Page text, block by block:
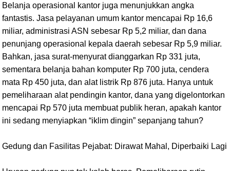
Belanja operasional kantor juga menunjukkan angka
fantastis. Jasa pelayanan umum kantor mencapai Rp 16,6
miliar, administrasi ASN sebesar Rp 5,2 miliar, dan dana
penunjang operasional kepala daerah sebesar Rp 5,9 miliar.
Bahkan, jasa surat-menyurat dianggarkan Rp 331 juta,
sementara belanja bahan komputer Rp 700 juta, cendera
mata Rp 450 juta, dan alat listrik Rp 876 juta. Hanya untuk
pemeliharaan alat pendingin kantor, dana yang digelontorkan
mencapai Rp 570 juta membuat publik heran, apakah kantor
ini sedang menyiapkan “iklim dingin” sepanjang tahun?
Gedung dan Fasilitas Pejabat: Dirawat Mahal, Diperbaiki Lagi